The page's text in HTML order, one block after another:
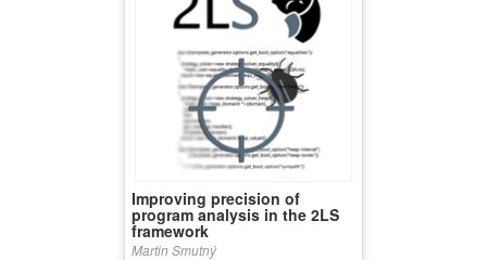
Improving precision of
program analysis in the 2LS
framework
Martin Smutný